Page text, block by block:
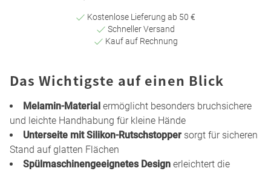
Kostenlose Lieferung ab 50 €
Schneller Versand
Kauf auf Rechnung
Das Wichtigste auf einen Blick
Melamin-Material ermöglicht besonders bruchsichere
und leichte Handhabung für kleine Hände
Unterseite mit Silikon-Rutschstopper sorgt für sicheren
Stand auf glatten Flächen
Spülmaschinengeeignetes Design erleichtert die